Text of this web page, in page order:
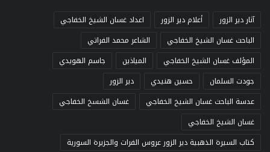
آثار دير الزور أعلام دير الزور
اعداد غسان الشيخ الخفاجي
الباحث غسان الشيخ الخفاجي
الشاعر محمد الفراتي
المؤلف غسان الشيخ الخفاجي
المياذين
جاسم الهويدي
جودت السلمان
حسين هنيدي
دير الزور
عدسة الباحث غسان الشيخ الخفاجي
غسان الشسخ الخفاجي
غسان الشيخ الخفاجي
كتاب السيرة الذهبية دير الزور عروس الفرات والجزيرة السورية